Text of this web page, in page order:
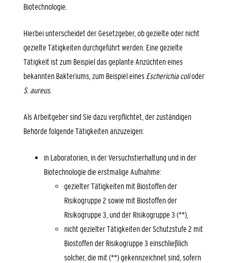
Biotechnologie.
Hierbei unterscheidet der Gesetzgeber, ob gezielte oder nicht
gezielte Tätigkeiten durchgeführt werden. Eine gezielte
Tätigkeit ist zum Beispiel das geplante Anzüchten eines
bekannten Bakteriums, zum Beispiel eines Escherichia colioder
S. aureus.
Als Arbeitgeber sind Sie dazu verpflichtet, der zuständigen
Behörde folgende Tätigkeiten anzuzeigen:
in Laboratorien, in der Versuchstierhaltung und in der
Biotechnologie die erstmalige Aufnahme:
gezielter Tätigkeiten mit Biostoffen der
Risikogruppe 2 sowie mit Biostoffen der
Risikogruppe 3, und der Risikogruppe 3 (**),
nicht gezielter Tätigkeiten der Schutzstufe 2 mit
Biostoffen der Risikogruppe 3 einschließlich
solcher, die mit (**) gekennzeichnet sind, sofern